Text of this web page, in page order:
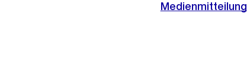
Medienmitteilung